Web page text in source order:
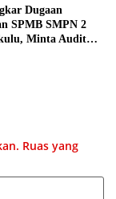
Dugaan
SPMB SMPN 2
Minta Audit
Ruas yang